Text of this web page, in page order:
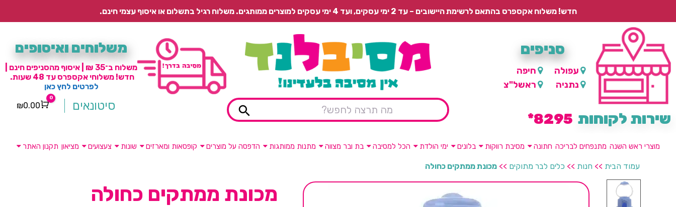
חדש! משלוח אקספרס בהתאם לרשימת היישובים – עד 2 ימי עסקים, ועד 4 ימי עסקים למוצרים ממותגים. משלוח רגיל בתשלום או איסוף עצמי חינם.
סניפים
עפולה
חיפה
נתניה
ראשל"צ
שירות לקוחות 8295*
משלוחים ואיסופים
משלוח ב־35 ₪ | איסוף מהסניפים חינם |
חדש! משלוחי אקספרס עד 48 שעות.
לפרטים לחץ כאן
סיטונאים Cart
0
₪0.00
מוצרי ראש השנה מתנפחים לבריכה חתונה מסיבת רווקות בלונים ימי הולדת הכל למסיבה בת ובר מצווה מתנות ממותגות הדפסה על מוצרים קופסאות ומארזים שונות צעצועים מציאון תקנון האתר
עמוד הבית >> חנות >> כלים לבר מתוקים >> מכונת ממתקים כחולה
מכונת ממתקים כחולה